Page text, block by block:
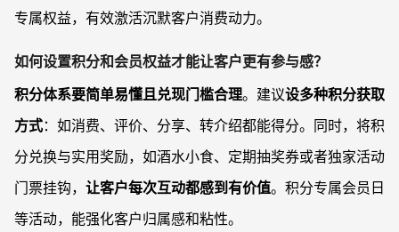
专属权益，有效激活沉默客户消费动力。
如何设置积分和会员权益才能让客户更有参与感？
积分体系要简单易懂且兑现门槛合理。建议设多种积分获取
方式：如消费、评价、分享、转介绍都能得分。同时，将积
分兑换与实用奖励，如酒水小食、定期抽奖券或者独家活动
门票挂钩， 让客户每次互动都感到有价值。积分专属会员日
等活动，能强化客户归属感和粘性。